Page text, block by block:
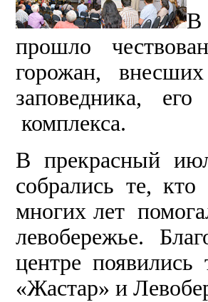
В
прошло
горожан,
заповедника,
комплекса.
В прекрасный
собрались те,
многих лет
левобережье.
центре
«Жастар» и